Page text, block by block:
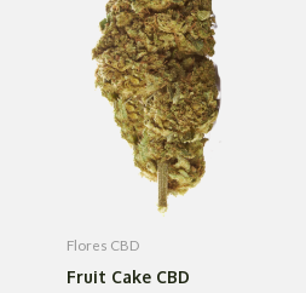
Flores CBD
Fruit Cake CBD